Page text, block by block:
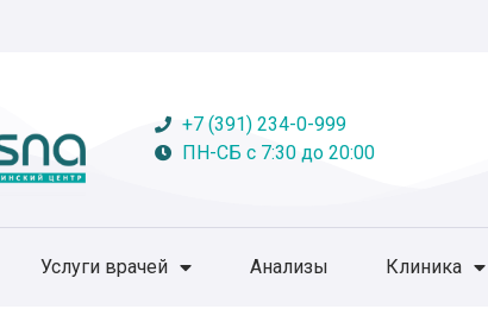
+7 (391) 234-0-999
ПН-СБ с 7:30 до 20:00
Услуги врачей Анализы Клиника